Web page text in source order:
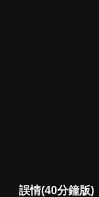
誤情(40分鐘版)